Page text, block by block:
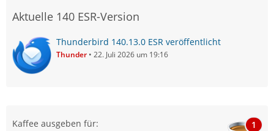
Aktuelle 140 ESR-Version
Thunderbird 140.13.0 ESR veröffentlicht
Thunder 22. Juli 2026 um 19:16
Kaffee ausgeben für: 1